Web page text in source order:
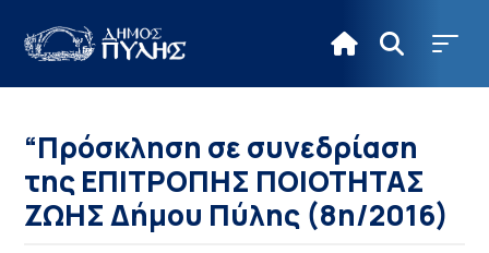
“Πρόσκληση σε συνεδρίαση
της ΕΠΙΤΡΟΠΗΣ ΠΟΙΟΤΗΤΑΣ
ΖΩΗΣ Δήμου Πύλης (8η/2016)